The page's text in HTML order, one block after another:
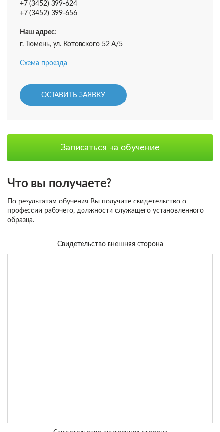
+7 (3452) 399-624
+7 (3452) 399-656
Наш адрес:
г. Тюмень, ул. Котовского 52 А/5
Схема проезда
ОСТАВИТЬ ЗАЯВКУ
Записаться на обучение
Что вы получаете?
По результатам обучения Вы получите свидетельство о
профессии рабочего, должности служащего установленного
образца.
Свидетельство внешняя сторона